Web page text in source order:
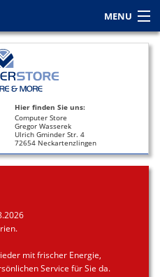
MENU
Hier finden Sie uns:
Computer Store
Gregor Wasserek
Ulrich Gminder Str. 4
72654 Neckartenzlingen
mit frischer Energie,
Service für Sie da.